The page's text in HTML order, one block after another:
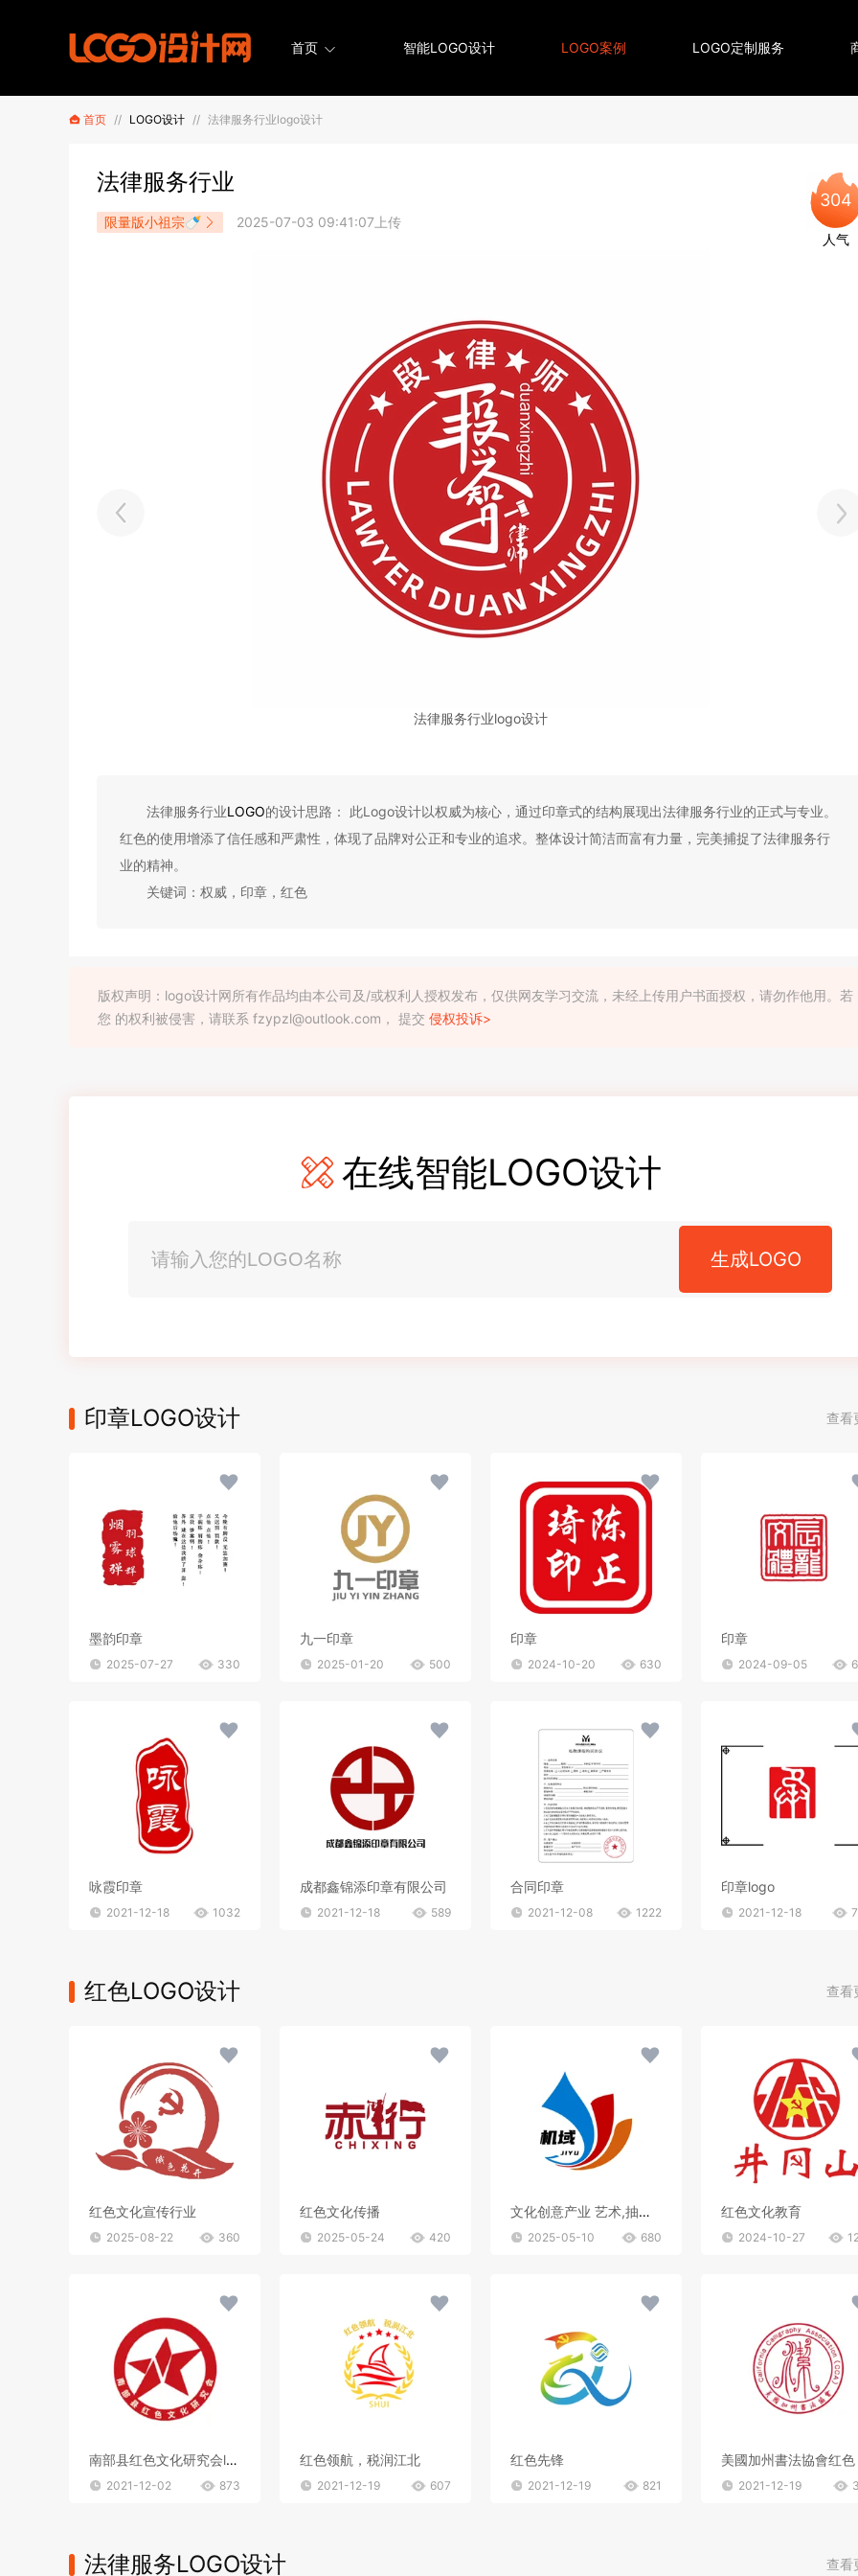
首页 智能LOGO设计 LOGO案例 LOGO定制服务
首页 // LOGO设计 // 法律服务行业logo设计
法律服务行业
限量版小祖宗🍼 2025-07-03 09:41:07上传
304
人气
法律服务行业logo设计
法律服务行业LOGO的设计思路： 此Logo设计以权威为核心，通过印章式的结构展现出法律服务行业的正式与专业。
红色的使用增添了信任感和严肃性，体现了品牌对公正和专业的追求。整体设计简洁而富有力量，完美捕捉了法律服务行
业的精神。
关键词：权威，印章，红色
版权声明：logo设计网所有作品均由本公司及/或权利人授权发布，仅供网友学习交流，未经上传用户书面授权，请勿作他用。若
您 的权利被侵害，请联系 fzypzl@outlook.com， 提交 侵权投诉>
在线智能LOGO设计
生成LOGO
印章LOGO设计 查看
墨韵印章
2025-07-27 330
九一印章
2025-01-20 500
印章
2024-10-20 630
印章
2024-09-05
咏霞印章
2021-12-18 1032
成都鑫锦添印章有限公司
2021-12-18 589
合同印章
2021-12-08 1222
印章logo
2021-12-18
红色LOGO设计 查看
红色文化宣传行业
2025-08-22 360
红色文化传播
2025-05-24 420
文化创意产业 艺术,抽象,色彩 该logo设计以简洁而富有创意的方式呈现。图形部分由几个抽象的色块组成，蓝色、红色和橙色的渐变 色块相互交织，形成一种动感和流畅的视觉效果，仿佛是艺术创作中的笔触或流动的线条。整体造型简 洁明了，却又富有变化和层次感，展现出一种现代感和时尚感，给人留下深刻的印象。
2025-05-10 680
红色文化教育
2024-10-27
南部县红色文化研究会logo
2021-12-02 873
红色领航，税润江北
2021-12-19 607
红色先锋
2021-12-19 821
美國加州書法協會红色
2021-12-19
法律服务LOGO设计 查看